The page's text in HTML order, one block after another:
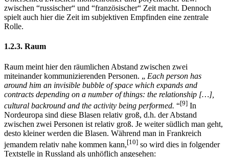
zwischen “russischer“ und “französischer“ Zeit macht. Dennoch
spielt auch hier die Zeit im subjektiven Empfinden eine zentrale
Rolle.
1.2.3. Raum
Raum meint hier den räumlichen Abstand zwischen zwei
miteinander kommunizierenden Personen. „ Each person has
around him an invisible bubble of space which expands and
contracts depending on a number of things: the relationship […],
cultural backround and the activity being performed. “[9] In
Nordeuropa sind diese Blasen relativ groß, d.h. der Abstand
zwischen zwei Personen ist relativ groß. Je weiter südlich man geht,
desto kleiner werden die Blasen. Während man in Frankreich
jemandem relativ nahe kommen kann,[10] so wird dies in folgender
Textstelle in Russland als unhöflich angesehen: